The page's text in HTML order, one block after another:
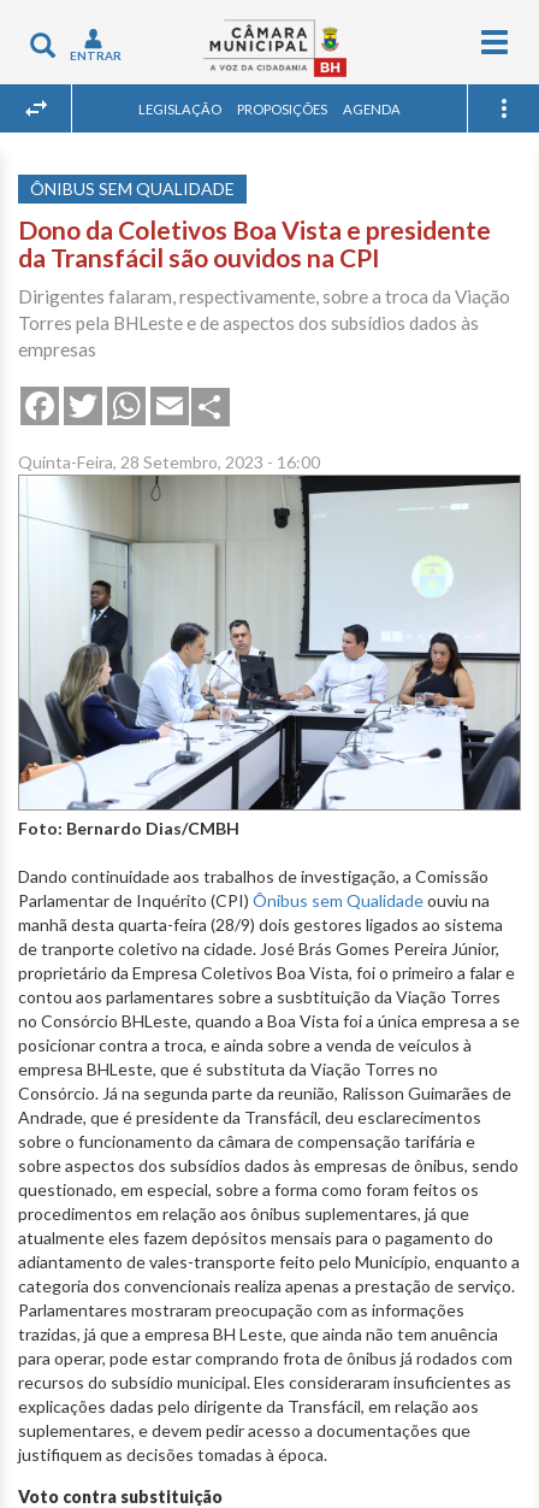
Toggle
navigation
ENTRAR
LEGISLAÇÃO PROPOSIÇÕES AGENDA
ÔNIBUS SEM QUALIDADE
Dono da Coletivos Boa Vista e presidente
da Transfácil são ouvidos na CPI
Dirigentes falaram, respectivamente, sobre a troca da Viação
Torres pela BHLeste e de aspectos dos subsídios dados às
empresas
FacebookTwitterWhatsApp
Email
Quinta-Feira, 28 Setembro, 2023 - 16:00
Foto: Bernardo Dias/CMBH
Dando continuidade aos trabalhos de investigação, a Comissão
Parlamentar de Inquérito (CPI) Ônibus sem Qualidadeouviu na
manhã desta quarta-feira (28/9) dois gestores ligados ao sistema
de tranporte coletivo na cidade. José Brás Gomes Pereira Júnior,
proprietário da Empresa Coletivos Boa Vista, foi o primeiro a falar e
contou aos parlamentares sobre a susbtituição da Viação Torres
no Consórcio BHLeste, quando a Boa Vista foi a única empresa a se
posicionar contra a troca, e ainda sobre a venda de veículos à
empresa BHLeste, que é substituta da Viação Torres no
Consórcio. Já na segunda parte da reunião, Ralisson Guimarães de
Andrade, que é presidente da Transfácil, deu esclarecimentos
sobre o funcionamento da câmara de compensação tarifária e
sobre aspectos dos subsídios dados às empresas de ônibus, sendo
questionado, em especial, sobre a forma como foram feitos os
procedimentos em relação aos ônibus suplementares, já que
atualmente eles fazem depósitos mensais para o pagamento do
adiantamento de vales-transporte feito pelo Município, enquanto a
categoria dos convencionais realiza apenas a prestação de serviço.
Parlamentares mostraram preocupação com as informações
trazidas, já que a empresa BH Leste, que ainda não tem anuência
para operar, pode estar comprando frota de ônibus já rodados com
recursos do subsídio municipal. Eles consideraram insuficientes as
explicações dadas pelo dirigente da Transfácil, em relação aos
suplementares, e devem pedir acesso a documentações que
justifiquem as decisões tomadas à época.
Voto contra substituição